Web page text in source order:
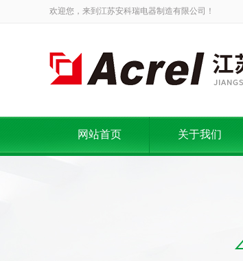
欢迎您，来到江苏安科瑞电器制造有限公司！
网站首页 关于我们